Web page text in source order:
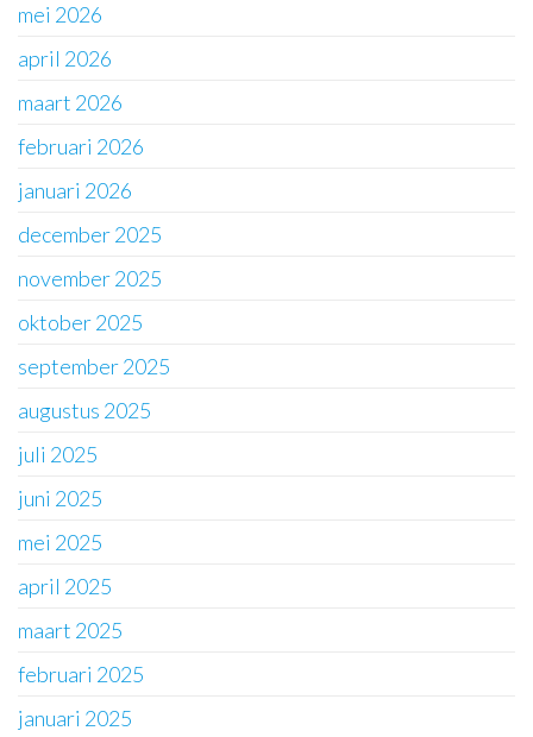
mei 2026
april 2026
maart 2026
februari 2026
januari 2026
december 2025
november 2025
oktober 2025
september 2025
augustus 2025
juli 2025
juni 2025
mei 2025
april 2025
maart 2025
februari 2025
januari 2025